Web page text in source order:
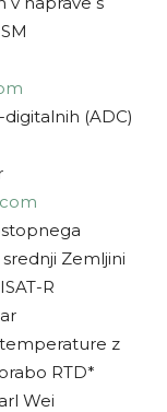
(ADC)
Zemljini
R
z
RTD*
Wei